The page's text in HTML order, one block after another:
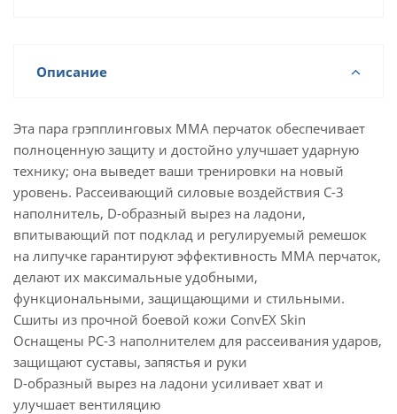
Описание
Эта пара грэпплинговых MMA перчаток обеспечивает
полноценную защиту и достойно улучшает ударную
технику; она выведет ваши тренировки на новый
уровень. Рассеивающий силовые воздействия C-3
наполнитель, D-образный вырез на ладони,
впитывающий пот подклад и регулируемый ремешок
на липучке гарантируют эффективность MMA перчаток,
делают их максимальные удобными,
функциональными, защищающими и стильными.
Сшиты из прочной боевой кожи ConvEX Skin
Оснащены PC-3 наполнителем для рассеивания ударов,
защищают суставы, запястья и руки
D-образный вырез на ладони усиливает хват и
улучшает вентиляцию